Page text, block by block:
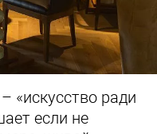
«искусство ради
если не